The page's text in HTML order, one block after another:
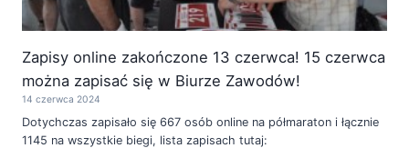
Zapisy online zakończone 13 czerwca! 15 czerwca
można zapisać się w Biurze Zawodów!
14 czerwca 2024
Dotychczas zapisało się 667 osób online na półmaraton i łącznie
1145 na wszystkie biegi, lista zapisach tutaj: